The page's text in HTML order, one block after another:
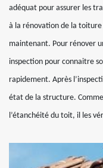
adéquat pour assurer les
à la rénovation de la toiture
maintenant. Pour rénover
inspection pour connaitre
rapidement. Après
état de la structure.
l’étanchéité du toit, il les